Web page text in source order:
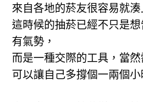
來自各地的菸友很容易就湊
這時候的抽菸已經不只是
有氣勢，
而是一種交際的工具，當
可以讓自己多撐個一兩個小